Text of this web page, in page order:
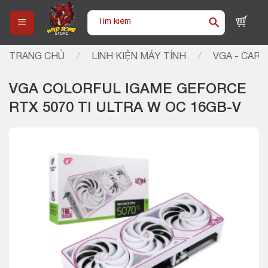
content
Tìm
TRANG CHỦ / LINH KIỆN MÁY TÍNH / VGA -
VGA COLORFUL IGAME GEFORCE
RTX 5070 TI ULTRA W OC 16GB-V